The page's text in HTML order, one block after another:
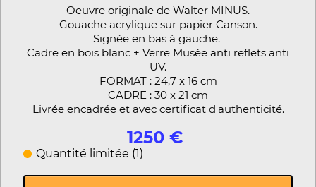
Oeuvre originale de Walter MINUS.
Gouache acrylique sur papier Canson.
Signée en bas à gauche.
Cadre en bois blanc + Verre Musée anti reflets anti
UV.
FORMAT : 24,7 x 16 cm
CADRE : 30 x 21 cm
Livrée encadrée et avec certificat d'authenticité.
1250 €
Quantité limitée (1)